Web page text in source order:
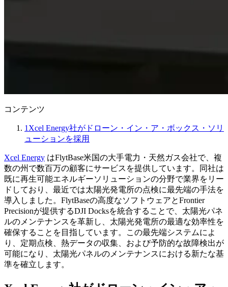
コンテンツ
1 Xcel Energy社がドローン・イン・ア・ボックス・ソリ
ューションを採用
Xcel Energy はFlytBase米国の大手電力・天然ガス会社で、複
数の州で数百万の顧客にサービスを提供しています。同社は
既に再生可能エネルギーソリューションの分野で業界をリー
ドしており、最近では太陽光発電所の点検に最先端の手法を
導入しました。FlytBaseの高度なソフトウェアとFrontier
Precisionが提供するDJI Docksを統合することで、太陽光パネ
ルのメンテナンスを革新し、太陽光発電所の最適な効率性を
確保することを目指しています。この最先端システムによ
り、定期点検、熱データの収集、および予防的な故障検出が
可能になり、太陽光パネルのメンテナンスにおける新たな基
準を確立します。